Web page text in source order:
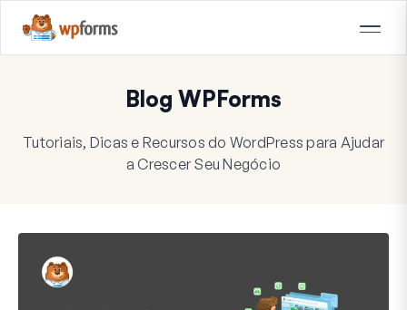
Blog WPForms
Tutoriais, Dicas e Recursos do WordPress para Ajudar
a Crescer Seu Negócio